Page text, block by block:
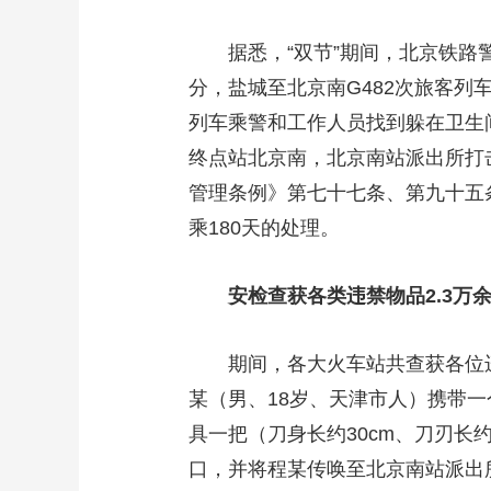
据悉，“双节”期间，北京铁路
分，盐城至北京南G482次旅客列
列车乘警和工作人员找到躲在卫
终点站北京南，北京南站派出所
管理条例》第七十七条、第九十
乘180天的处理。
安检查获各类违禁物品2.3万
期间，各大火车站共查获各位
某（男、18岁、天津市人）携带
具一把（刀身长约30cm、刀刃长
口，并将程某传唤至北京南站派